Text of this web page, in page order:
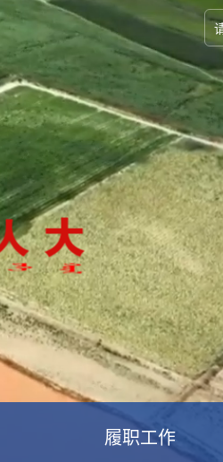
履职工作